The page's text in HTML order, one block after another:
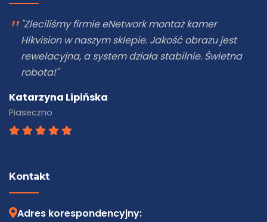
"Zleciliśmy firmie eNetwork montaż kamer
Hikvision w naszym sklepie. Jakość obrazu jest
rewelacyjna, a system działa stabilnie. Świetna
robota!"
Katarzyna Lipińska
Piaseczno
Kontakt
Adres korespondencyjny: